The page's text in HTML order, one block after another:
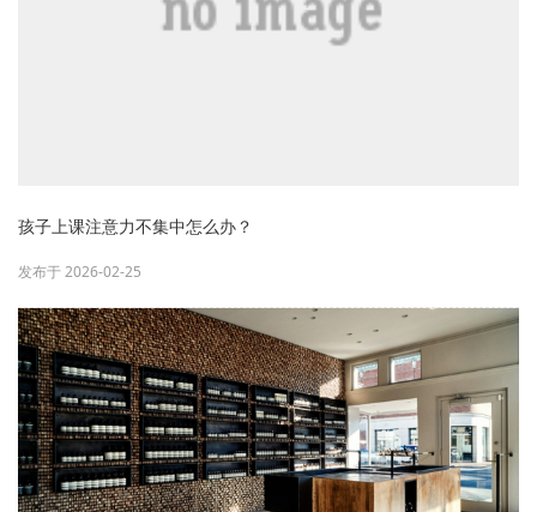
孩子上课注意力不集中怎么办？
发布于 2026-02-25